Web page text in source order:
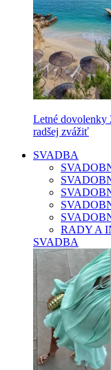
Letné dovolenky
radšej zvážiť
SVADBA
RADY A
SVADBA